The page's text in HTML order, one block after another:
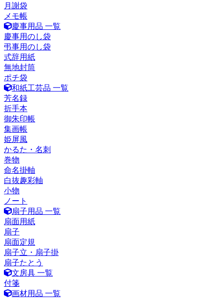
月謝袋
メモ帳
慶事用品 一覧
慶事用のし袋
弔事用のし袋
式辞用紙
無地封筒
ポチ袋
和紙工芸品 一覧
芳名録
折手本
御朱印帳
集画帳
姫屏風
かるた・名刺
巻物
命名掛軸
白抜趣彩軸
小物
ノート
扇子用品 一覧
扇面用紙
扇子
扇面定規
扇子立・扇子掛
扇子たとう
文房具 一覧
付箋
画材用品 一覧